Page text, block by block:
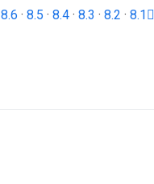
8.6 · 8.5 · 8.4 · 8.3 · 8.2 · 8.1